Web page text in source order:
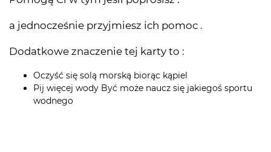
a jednocześnie przyjmiesz ich pomoc .
Dodatkowe znaczenie tej karty to :
Oczyść się solą morską biorąc kąpiel
Pij więcej wody Być może naucz się jakiegoś sportu
wodnego